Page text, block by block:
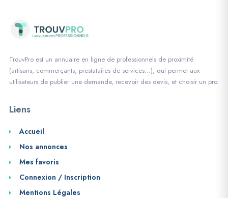
TrouvPro est un annuaire en ligne de professionnels de proximité
(artisans, commerçants, prestataires de services…), qui permet aux
utilisateurs de publier une demande, recevoir des devis, et choisir un pro.
Liens
Accueil
Nos annonces
Mes favoris
Connexion / Inscription
Mentions Légales